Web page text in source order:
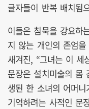
글자들이 반복 배치됨
이들은 침묵을 강요하
지 않는 개인의 존엄
새겨진, “그녀는 이 세
문장은 설치미술의 몸
생된 한 소녀의 어머
기억하려는 사적인 문